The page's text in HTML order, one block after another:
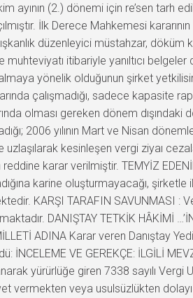
ayının (2.) dönemi için re’sen
İlk Derece Mahkemesi
düzenleyici müstahzar,
muhteviyatı itibariyle yanıltıcı
yönelik olduğunun şirket
çalışmadığı, sadece kapasite
olması gereken dönem dışındaki
2006 yılının Mart ve Nisan
uzlaşılarak kesinleşen vergi ziyaı
reddine karar verilmiştir. TEMYİZ
karine oluşturmayacağı,
KARŞI TARAFIN SAVUNMASI :
DANIŞTAY TETKİK HÂKİMİ
ADINA Karar veren Danıştay
İNCELEME VE GEREKÇE: İLGİLİ
yürürlüğe giren 7338 sayılı Vergi
vermekten veya usulsüzlükten